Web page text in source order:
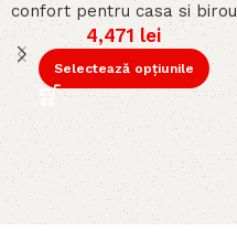
confort pentru casa si birou
4,471lei
Selectează opțiunile